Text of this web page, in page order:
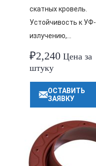
скатных кровель.
Устойчивость к УФ-
излучению,…
₽2,240 Цена за
штуку
ОСТАВИТЬ
ЗАЯВКУ